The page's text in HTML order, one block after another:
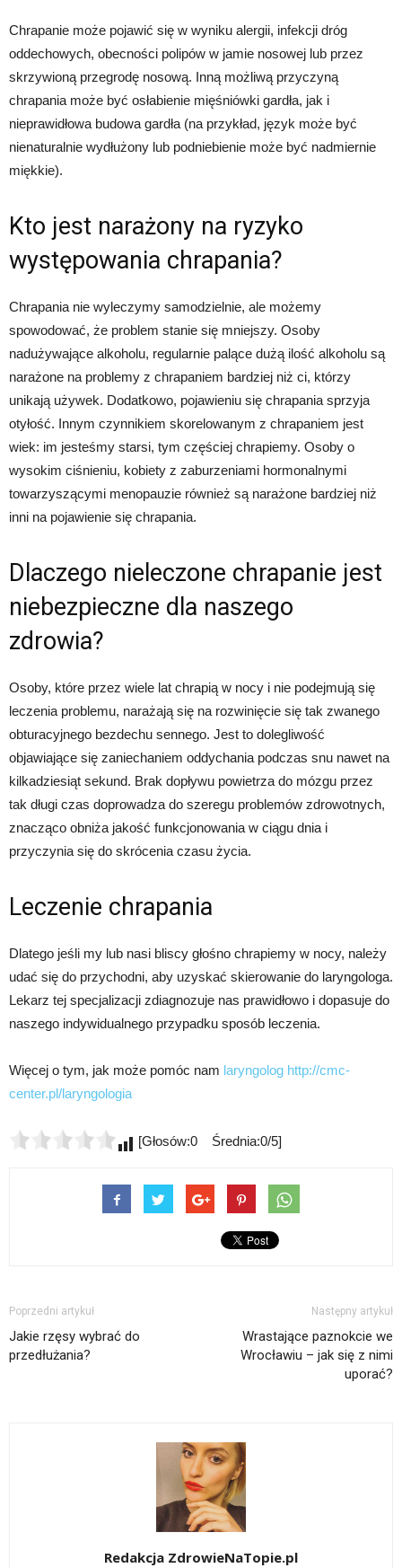
Chrapanie może pojawić się w wyniku alergii, infekcji dróg
oddechowych, obecności polipów w jamie nosowej lub przez
skrzywioną przegrodę nosową. Inną możliwą przyczyną
chrapania może być osłabienie mięśniówki gardła, jak i
nieprawidłowa budowa gardła (na przykład, język może być
nienaturalnie wydłużony lub podniebienie może być nadmiernie
miękkie).
Kto jest narażony na ryzyko
występowania chrapania?
Chrapania nie wyleczymy samodzielnie, ale możemy
spowodować, że problem stanie się mniejszy. Osoby
nadużywające alkoholu, regularnie palące dużą ilość alkoholu są
narażone na problemy z chrapaniem bardziej niż ci, którzy
unikają używek. Dodatkowo, pojawieniu się chrapania sprzyja
otyłość. Innym czynnikiem skorelowanym z chrapaniem jest
wiek: im jesteśmy starsi, tym częściej chrapiemy. Osoby o
wysokim ciśnieniu, kobiety z zaburzeniami hormonalnymi
towarzyszącymi menopauzie również są narażone bardziej niż
inni na pojawienie się chrapania.
Dlaczego nieleczone chrapanie jest
niebezpieczne dla naszego
zdrowia?
Osoby, które przez wiele lat chrapią w nocy i nie podejmują się
leczenia problemu, narażają się na rozwinięcie się tak zwanego
obturacyjnego bezdechu sennego. Jest to dolegliwość
objawiające się zaniechaniem oddychania podczas snu nawet na
kilkadziesiąt sekund. Brak dopływu powietrza do mózgu przez
tak długi czas doprowadza do szeregu problemów zdrowotnych,
znacząco obniża jakość funkcjonowania w ciągu dnia i
przyczynia się do skrócenia czasu życia.
Leczenie chrapania
Dlatego jeśli my lub nasi bliscy głośno chrapiemy w nocy, należy
udać się do przychodni, aby uzyskać skierowanie do laryngologa.
Lekarz tej specjalizacji zdiagnozuje nas prawidłowo i dopasuje do
naszego indywidualnego przypadku sposób leczenia.
Więcej o tym, jak może pomóc nam laryngolog http://cmc-
center.pl/laryngologia
[Głosów:0 Średnia:0/5]
Poprzedni artykuł
Jakie rzęsy wybrać do
przedłużania?
Następny artykuł
Wrastające paznokcie we
Wrocławiu – jak się z nimi
uporać?
Redakcja ZdrowieNaTopie.pl